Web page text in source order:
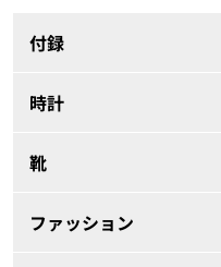
付録
時計
靴
ファッション